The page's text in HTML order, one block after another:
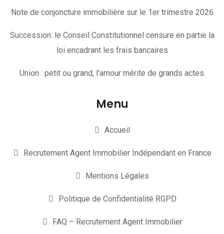
Note de conjoncture immobilière sur le 1er trimestre 2026
Succession : le Conseil Constitutionnel censure en partie la
loi encadrant les frais bancaires
Union : petit ou grand, l'amour mérite de grands actes.
Menu
Accueil
Recrutement Agent Immobilier Indépendant en France
Mentions Légales
Politique de Confidentialité RGPD
FAQ – Recrutement Agent Immobilier